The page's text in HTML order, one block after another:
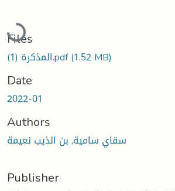
Loading...
Files
المذكرة (1).pdf(1.52 MB)
Date
2022-01
Authors
سقاي سامية, بن الذيب نعيمة
Publisher